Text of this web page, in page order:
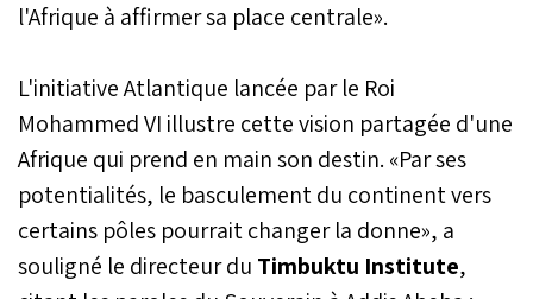
l'Afrique à affirmer sa place centrale».
L'initiative Atlantique lancée par le Roi
Mohammed VI illustre cette vision partagée d'une
Afrique qui prend en main son destin. «Par ses
potentialités, le basculement du continent vers
certains pôles pourrait changer la donne», a
souligné le directeur du Timbuktu Institute,